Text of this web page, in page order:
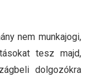
nem munkajogi,
tesz majd,
dolgozókra